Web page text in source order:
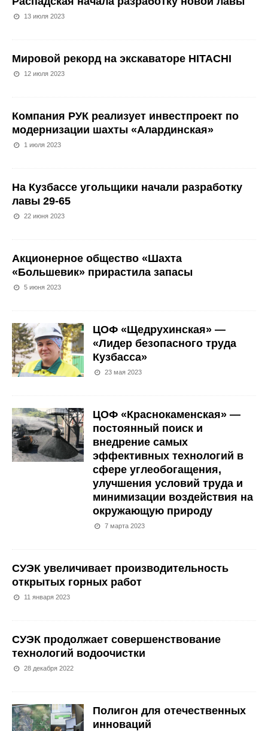
13 июля 2023
Мировой рекорд на экскаваторе HITACHI
12 июля 2023
Компания РУК реализует инвестпроект по
модернизации шахты «Алардинская»
1 июля 2023
На Кузбассе угольщики начали разработку
лавы 29-65
22 июня 2023
Акционерное общество «Шахта
«Большевик» прирастила запасы
5 июня 2023
ЦОФ «Щедрухинская» —
«Лидер безопасного труда
Кузбасса»
23 мая 2023
ЦОФ «Краснокаменская» —
постоянный поиск и
внедрение самых
эффективных технологий в
сфере углеобогащения,
улучшения условий труда и
минимизации воздействия на
окружающую природу
7 марта 2023
СУЭК увеличивает производительность
открытых горных работ
11 января 2023
СУЭК продолжает совершенствование
технологий водоочистки
28 декабря 2022
Полигон для отечественных
инноваций